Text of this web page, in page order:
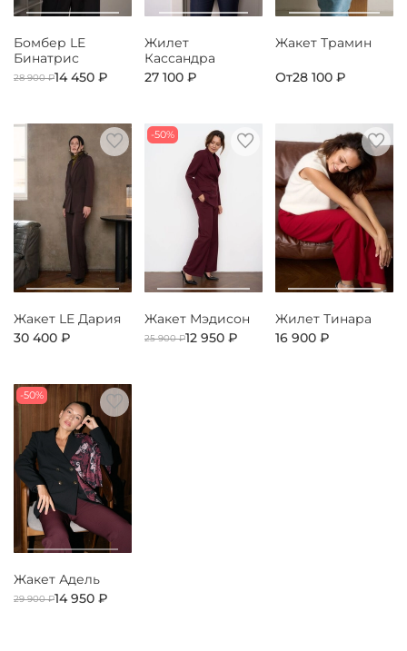
Бомбер LE
Бинатрис
28 900 ₽14 450 ₽
Жилет
Кассандра
27 100 ₽
Жакет Трамин
От28 100 ₽
Жакет LE Дария
30 400 ₽
-50%
Жакет Мэдисон
25 900 ₽12 950 ₽
Жилет Тинара
16 900 ₽
-50%
Жакет Адель
29 900 ₽14 950 ₽